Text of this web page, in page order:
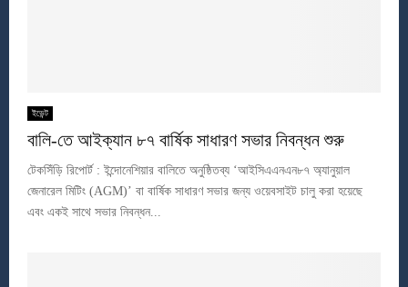
ইভেন্ট
বালি-তে আইক্যান ৮৭ বার্ষিক সাধারণ সভার নিবন্ধন শুরু
টেকসিঁড়ি রিপোর্ট : ইন্দোনেশিয়ার বালিতে অনুষ্ঠিতব্য ‘আইসিএএনএন৮৭ অ্যানুয়াল
জেনারেল মিটিং (AGM)’ বা বার্ষিক সাধারণ সভার জন্য ওয়েবসাইট চালু করা হয়েছে
এবং একই সাথে সভার নিবন্ধন...